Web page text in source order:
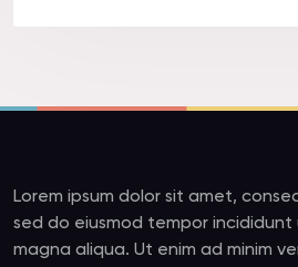
Lorem ipsum dolor sit amet,
sed do eiusmod tempor
magna aliqua. Ut enim ad minim